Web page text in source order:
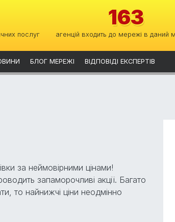
послуг
163
агенцій входить до мережі в даний
БЛОГ МЕРЕЖІ ВІДПОВІДІ ЕКСПЕРТІВ
за неймовірними цінами!
запаморочливі акції. Багато
то найнижчі ціни неодмінно